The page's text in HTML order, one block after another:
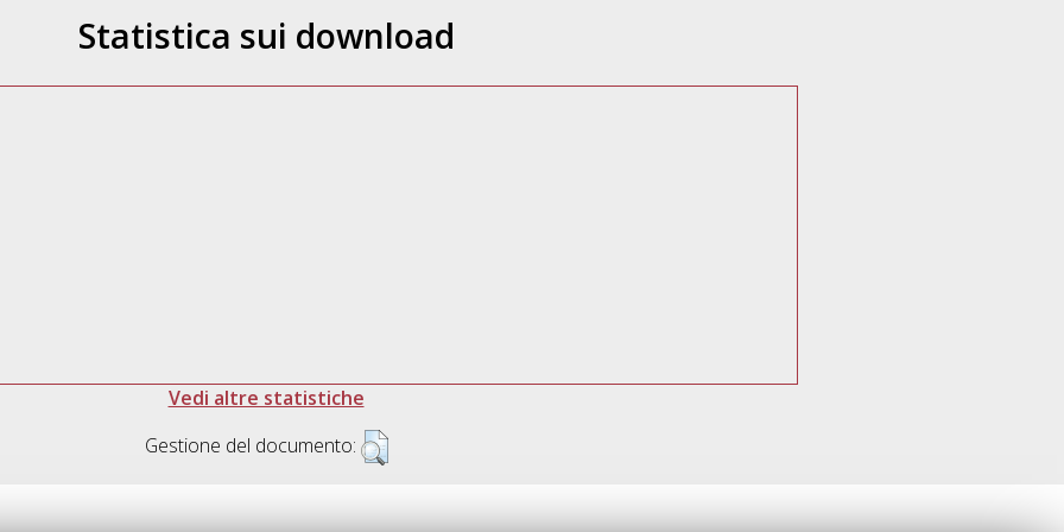
Statistica sui download
Vedi altre statistiche
Gestione del documento: